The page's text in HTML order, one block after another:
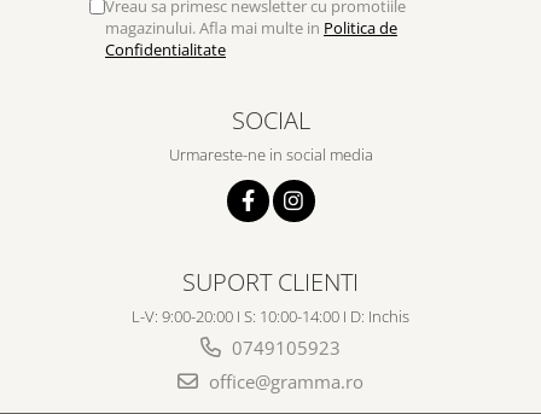
Vreau sa primesc newsletter cu promotiile
magazinului. Afla mai multe in Politica de
Confidentialitate
SOCIAL
Urmareste-ne in social media
SUPORT CLIENTI
L-V: 9:00-20:00 I S: 10:00-14:00 I D: Inchis
0749105923
office@gramma.ro